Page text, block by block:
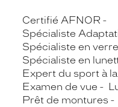
Certifié AFNOR
Spécialiste
Spécialiste en
Spécialiste en
Expert du sport à
Examen de vue
Prêt de montures